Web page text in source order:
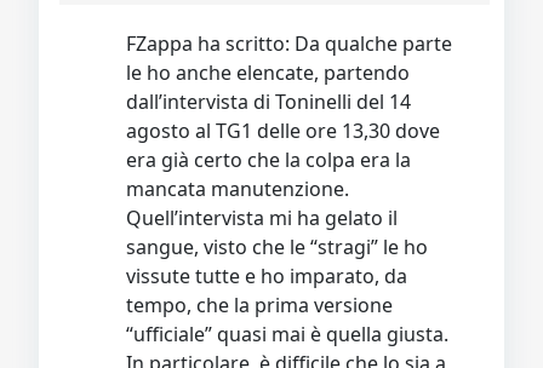
FZappa ha scritto: Da qualche parte
le ho anche elencate, partendo
dall’intervista di Toninelli del 14
agosto al TG1 delle ore 13,30 dove
era già certo che la colpa era la
mancata manutenzione.
Quell’intervista mi ha gelato il
sangue, visto che le “stragi” le ho
vissute tutte e ho imparato, da
tempo, che la prima versione
“ufficiale” quasi mai è quella giusta.
In particolare, è difficile che lo sia a